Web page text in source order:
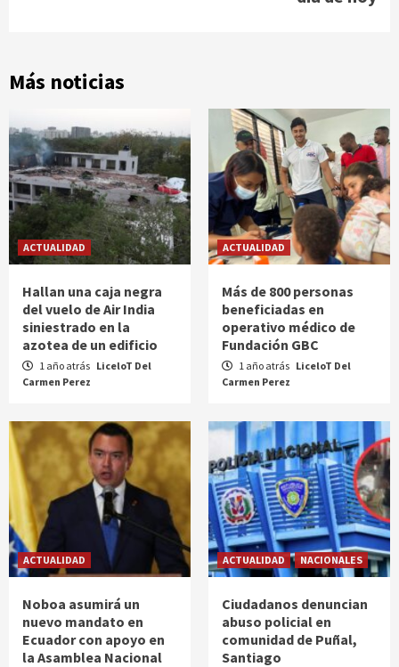
Más noticias
ACTUALIDAD
Hallan una caja negra
del vuelo de Air India
siniestrado en la
azotea de un edificio
1 año atrás LiceloT Del
Carmen Perez
ACTUALIDAD
Más de 800 personas
beneficiadas en
operativo médico de
Fundación GBC
1 año atrás LiceloT Del
Carmen Perez
ACTUALIDAD
Noboa asumirá un
nuevo mandato en
Ecuador con apoyo en
la Asamblea Nacional
ACTUALIDAD NACIONALES
Ciudadanos denuncian
abuso policial en
comunidad de Puñal,
Santiago